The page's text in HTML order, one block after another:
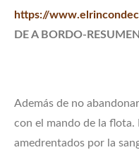
https://
DE A BORDO-RESUMEN
Además de no
con el mando de la flota.
amedrentados por la